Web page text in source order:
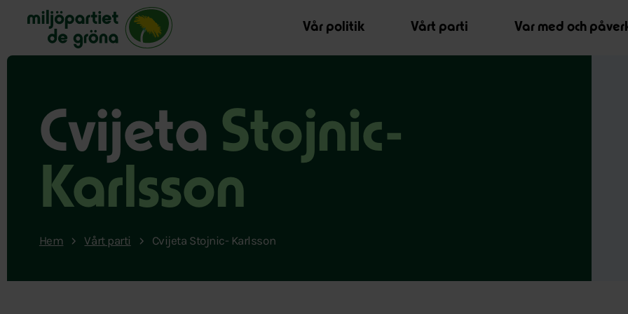
Miljöpartiet de gröna, startsida
Vår politik
Vårt parti Var med och
Cvijeta Stojnic-
Karlsson
Hem Vårt parti Cvijeta Stojnic- Karlsson